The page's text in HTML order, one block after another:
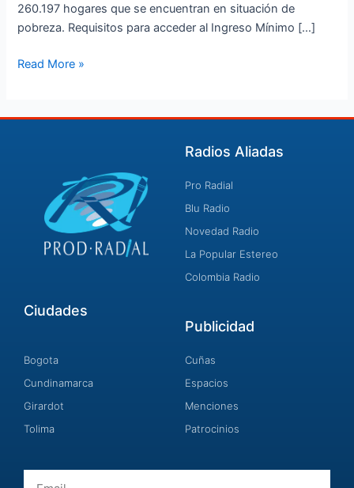
260.197 hogares que se encuentran en situación de
pobreza. Requisitos para acceder al Ingreso Mínimo […]
Read More »
Radios Aliadas
Pro Radial
Blu Radio
Novedad Radio
La Popular Estereo
Colombia Radio
Ciudades
Bogota
Cundinamarca
Girardot
Tolima
Publicidad
Cuñas
Espacios
Menciones
Patrocinios